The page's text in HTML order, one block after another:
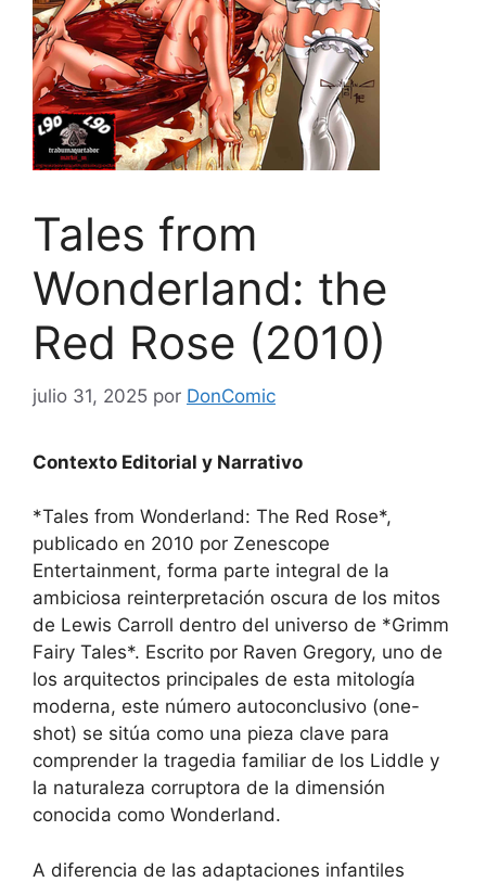
Tales from
Wonderland: the
Red Rose (2010)
julio 31, 2025 por DonComic
Contexto Editorial y Narrativo
*Tales from Wonderland: The Red Rose*,
publicado en 2010 por Zenescope
Entertainment, forma parte integral de la
ambiciosa reinterpretación oscura de los mitos
de Lewis Carroll dentro del universo de *Grimm
Fairy Tales*. Escrito por Raven Gregory, uno de
los arquitectos principales de esta mitología
moderna, este número autoconclusivo (one-
shot) se sitúa como una pieza clave para
comprender la tragedia familiar de los Liddle y
la naturaleza corruptora de la dimensión
conocida como Wonderland.
A diferencia de las adaptaciones infantiles